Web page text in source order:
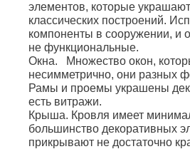
элементов, которые
классических построений.
компоненты в сооружении, и
не функциональные.
Окна. Множество окон,
несимметрично, они разных
Рамы и проемы украшены
есть витражи.
Крыша. Кровля имеет
большинство декоративных
прикрывают не достаточно